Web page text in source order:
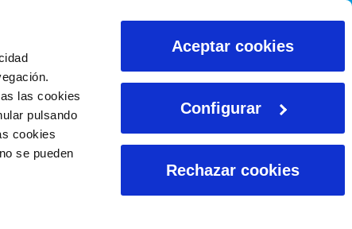
las cookies
pulsando
cookies
se pueden
Aceptar cookies
Configurar
Rechazar cookies